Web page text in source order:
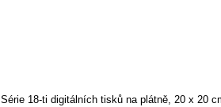
Série 18-ti digitálních tisků na plátně, 20 x 20